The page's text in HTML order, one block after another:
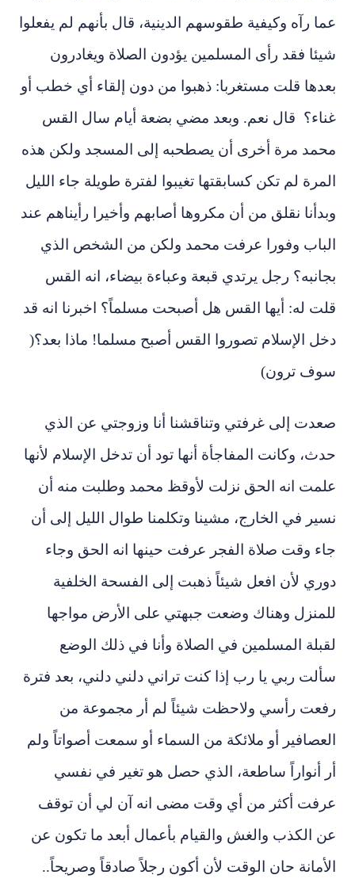
عما رآه وكيفية طقوسهم الدينية، قال بأنهم لم يفعلوا
شيئا فقد رأى المسلمين يؤدون الصلاة ويغادرون
بعدها قلت مستغربا: ذهبوا من دون إلقاء أي خطب أو
غناء؟ قال نعم. وبعد مضي بضعة أيام سال القس
محمد مرة أخرى أن يصطحبه إلى المسجد ولكن هذه
المرة لم تكن كسابقتها تغيبوا لفترة طويلة جاء الليل
وبدأنا نقلق من أن مكروها أصابهم وأخيرا رأيناهم عند
الباب وفورا عرفت محمد ولكن من الشخص الذي
بجانبه؟ رجل يرتدي قبعة وعباءة بيضاء، انه القس
قلت له: أيها القس هل أصبحت مسلماً؟ اخبرنا انه قد
دخل الإسلام تصوروا القس أصبح مسلما! ماذا بعد؟(
سوف ترون)
صعدت إلى غرفتي وتناقشنا أنا وزوجتي عن الذي
حدث، وكانت المفاجأة أنها تود أن تدخل الإسلام لأنها
علمت انه الحق نزلت لأوقظ محمد وطلبت منه أن
نسير في الخارج، مشينا وتكلمنا طوال الليل إلى أن
جاء وقت صلاة الفجر عرفت حينها انه الحق وجاء
دوري لأن افعل شيئاً ذهبت إلى الفسحة الخلفية
للمنزل وهناك وضعت جبهتي على الأرض مواجها
لقبلة المسلمين في الصلاة وأنا في ذلك الوضع
سألت ربي يا رب إذا كنت تراني دلني دلني، بعد فترة
رفعت رأسي ولاحظت شيئاً لم أر مجموعة من
العصافير أو ملائكة من السماء أو سمعت أصواتاً ولم
أر أنواراً ساطعة، الذي حصل هو تغير في نفسي
عرفت أكثر من أي وقت مضى انه آن لي أن توقف
عن الكذب والغش والقيام بأعمال أبعد ما تكون عن
الأمانة حان الوقت لأن أكون رجلاً صادقاً وصريحاً..